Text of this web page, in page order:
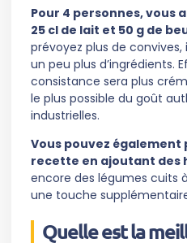
Pour 4 personnes, vous
25 cl de lait et 50 g de
prévoyez plus de convives,
un peu plus d’ingrédients.
consistance sera plus
le plus possible du goût
industrielles.
Vous pouvez également
recette en ajoutant des
encore des légumes cuits
une touche
Quelle est la